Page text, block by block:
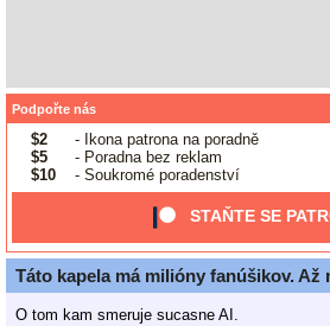
Podpořte nás
$2
- Ikona patrona na poradně
$5
- Poradna bez reklam
$10
- Soukromé poradenství
STAŇTE SE
Táto kapela má milióny fanúšikov. Až
O tom kam smeruje sucasne AI.